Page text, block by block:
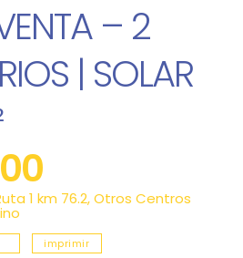
– 2
| SOLAR
1 km 76.2,Otros Centros
imprimir